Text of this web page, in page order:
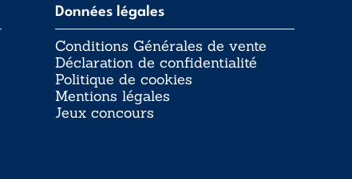
Données légales
Conditions Générales de vente
Déclaration de confidentialité
Politique de cookies
Mentions légales
Jeux concours